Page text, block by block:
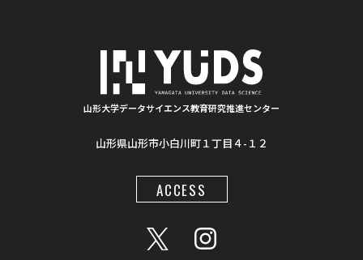
#学生支援 #清代寺院 #画像分析
#BorealForest #放射線 #福島第一原発事故
#半導体検出器 #物体検出 #ソーシャルメディア
#肺がん診断 #気管支内視鏡超音波画像
#AIモデル #Gemini
山形大学データサイエンス教育研究推進センター
山形県山形市小白川町１丁目４-１２
ACCESS